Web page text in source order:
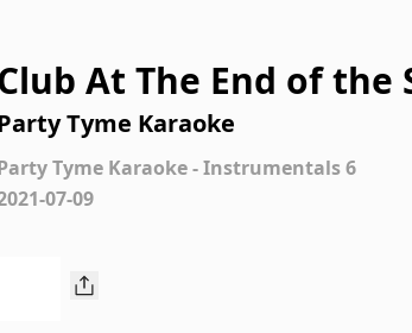
At The End of
John)
Tyme Karaoke
Tyme Karaoke - Instrumentals 6
07-09